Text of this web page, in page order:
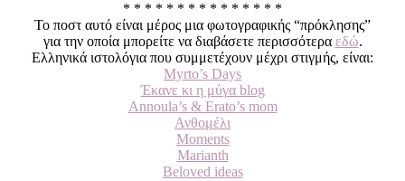
* * * * * * * * * * * * * * *
Το ποστ αυτό είναι μέρος μια φωτογραφικής “πρόκλησης”
για την οποία μπορείτε να διαβάσετε περισσότερα εδώ.
Ελληνικά ιστολόγια που συμμετέχουν μέχρι στιγμής, είναι:
Myrto’s Days
Έκανε κι η μύγα blog
Annoula’s & Erato’s mom
Ανθομέλι
Moments
Marianth
Beloved ideas